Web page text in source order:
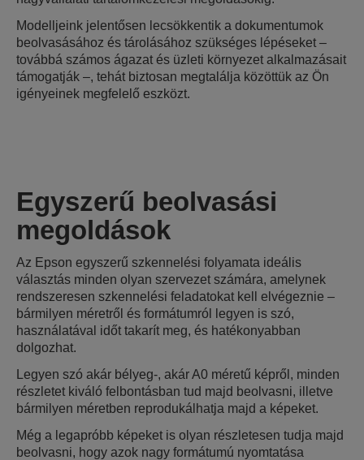
Modelljeink jelentősen lecsökkentik a dokumentumok
beolvasásához és tárolásához szükséges lépéseket –
továbbá számos ágazat és üzleti környezet alkalmazásait
támogatják –, tehát biztosan megtalálja közöttük az Ön
igényeinek megfelelő eszközt.
Egyszerű beolvasási
megoldások
Az Epson egyszerű szkennelési folyamata ideális
választás minden olyan szervezet számára, amelynek
rendszeresen szkennelési feladatokat kell elvégeznie –
bármilyen méretről és formátumról legyen is szó,
használatával időt takarít meg, és hatékonyabban
dolgozhat.
Legyen szó akár bélyeg-, akár A0 méretű képről, minden
részletet kiváló felbontásban tud majd beolvasni, illetve
bármilyen méretben reprodukálhatja majd a képeket.
Még a legapróbb képeket is olyan részletesen tudja majd
beolvasni, hogy azok nagy formátumú nyomtatása